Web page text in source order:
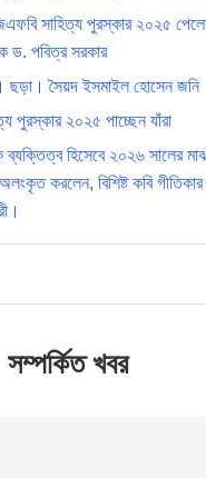
সাহিত্য পুরস্কার ২০২৫ পেলেন
ড. পবিত্র সরকার
ছড়া। সৈয়দ ইসমাইল হোসেন জনি
পুরস্কার ২০২৫ পাচ্ছেন যাঁরা
ব্যক্তিত্ব হিসেবে ২০২৬ সালের
করলেন, বিশিষ্ট কবি
সম্পর্কিত খবর